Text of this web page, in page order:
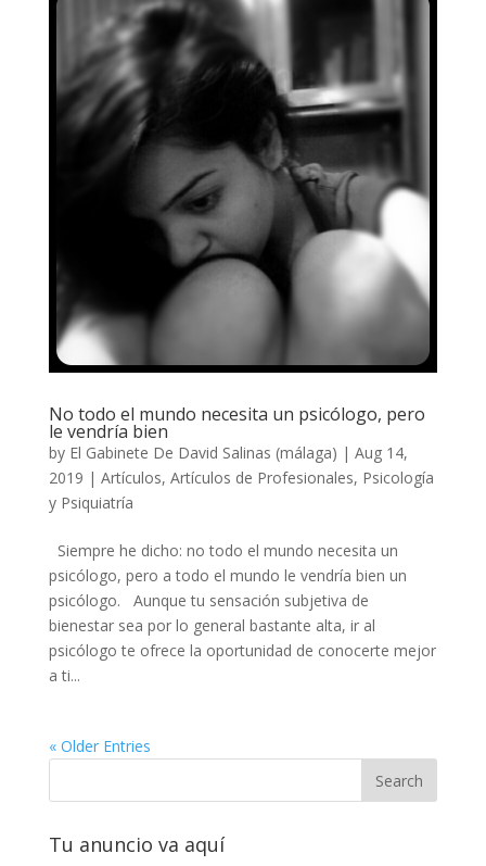
No todo el mundo necesita un psicólogo, pero
le vendría bien
by El Gabinete De David Salinas (málaga) | Aug 14,
2019 | Artículos, Artículos de Profesionales, Psicología
y Psiquiatría
Siempre he dicho: no todo el mundo necesita un
psicólogo, pero a todo el mundo le vendría bien un
psicólogo. Aunque tu sensación subjetiva de
bienestar sea por lo general bastante alta, ir al
psicólogo te ofrece la oportunidad de conocerte mejor
a ti...
« Older Entries
Tu anuncio va aquí